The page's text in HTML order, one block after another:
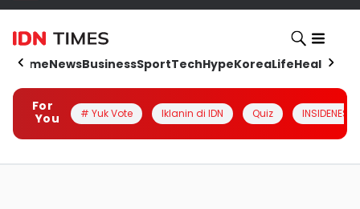
HomeNewsBusinessSportTechHypeKoreaLifeHealth
For
You
# Yuk Vote Iklanin di IDN Quiz INSIDENESIA